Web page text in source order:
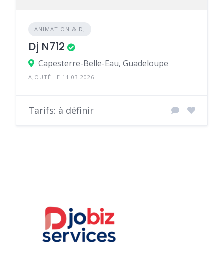
ANIMATION & DJ
Dj N712
Capesterre-Belle-Eau, Guadeloupe
AJOUTÉ LE 11.03.2026
Tarifs: à définir